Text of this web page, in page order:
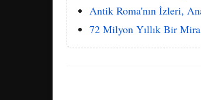
Antik Roma'nın İzleri,
72 Milyon Yıllık Bir